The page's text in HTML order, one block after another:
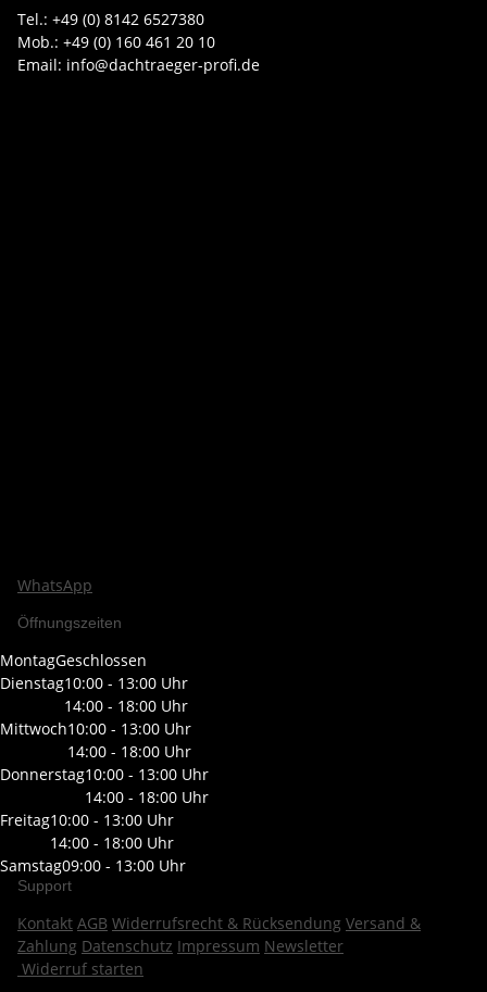
Tel.: +49 (0) 8142 6527380
Mob.: +49 (0) 160 461 20 10
Email: info@dachtraeger-profi.de
WhatsApp
Öffnungszeiten
MontagGeschlossen
Dienstag10:00 - 13:00 Uhr
14:00 - 18:00 Uhr
Mittwoch10:00 - 13:00 Uhr
14:00 - 18:00 Uhr
Donnerstag10:00 - 13:00 Uhr
14:00 - 18:00 Uhr
Freitag10:00 - 13:00 Uhr
14:00 - 18:00 Uhr
Samstag09:00 - 13:00 Uhr
Support
Kontakt AGB Widerrufsrecht & Rücksendung Versand &
Zahlung Datenschutz Impressum Newsletter
Widerruf starten